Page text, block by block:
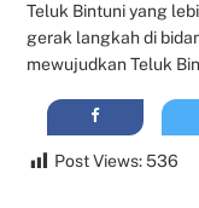
Teluk Bintuni yang
gerak langkah di
mewujudkan Teluk
Post Views: 536